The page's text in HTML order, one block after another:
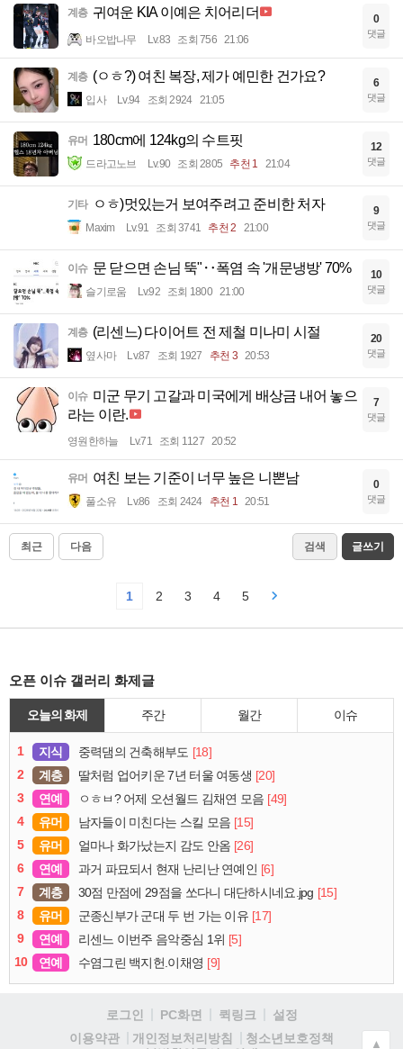
계층 귀여운 KIA 이예은 치어리더
바오밥나무 Lv.83 조회 756 21:06
0
댓글
계층 (ㅇㅎ?) 여친 복장, 제가 예민한 건가요?
입사 Lv.94 조회 2924 21:05
6
댓글
유머 180cm에 124kg의 수트핏
드라고노브 Lv.90 조회 2805 추천 1 21:04
12
댓글
기타 ㅇㅎ)멋있는거 보여주려고 준비한 처자
Maxim Lv.91 조회 3741 추천 2 21:00
9
댓글
이슈 문 닫으면 손님 뚝"‥폭염 속 '개문냉방' 70%
슬기로움 Lv.92 조회 1800 21:00
10
댓글
계층 (리센느) 다이어트 전 제철 미나미 시절
옆사마 Lv.87 조회 1927 추천 3 20:53
20
댓글
이슈 미군 무기 고갈과 미국에게 배상금 내어 놓으
라는 이란.
영원한하늘 Lv.71 조회 1127 20:52
7
댓글
유머 여친 보는 기준이 너무 높은 니뽄남
풀소유 Lv.86 조회 2424 추천 1 20:51
0
댓글
최근 다음 검색 글쓰기
1 2 3 4 5
오픈 이슈 갤러리 화제글
오늘의 화제 주간 월간 이슈
1 지식 중력댐의 건축해부도 [18]
2
계층 딸처럼 업어키운 7년 터울 여동생 [20]
3
연예 ㅇㅎㅂ? 어제 오션월드 김채연 모음 [49]
4
유머 남자들이 미친다는 스킬 모음 [15]
5
유머 얼마나 화가났는지 감도 안옴 [26]
6
연예 과거 파묘되서 현재 난리난 연예인 [6]
7
계층 30점 만점에 29점을 쏘다니 대단하시네요.jpg [15]
8
유머 군종신부가 군대 두 번 가는 이유 [17]
9
연예 리센느 이번주 음악중심 1위 [5]
10
연예 수염그린 백지헌.이채영 [9]
로그인 PC화면 퀵링크
설정
이용약관
개인정보처리방침
청소년보호정책
▲